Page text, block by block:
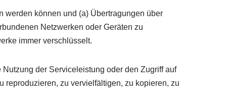
werden können und (a) Übertragungen über
Netzwerken oder Geräten zu
immer verschlüsselt.
der Serviceleistung oder den Zugriff auf
zu vervielfältigen, zu kopieren, zu